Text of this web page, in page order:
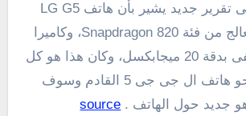
واليوم حصلنا على تقرير جديد يشير بأن هاتف LG G5
سيكون مزود بمعالج من فئة Snapdragon 820، وكاميرا
فى الجانب الخلفى بدقة 20 ميجابكسل، وكان هذا هو كل
ما حصلنا عليه نحو هاتف ال جى جى 5 القادم وسوف
جديد حول الهاتف . source